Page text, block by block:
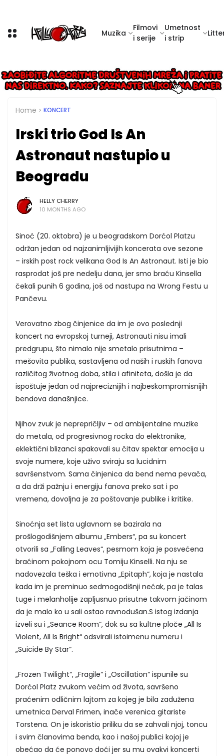
Muzika
Filmovi
i serije
Umetnost
i strip
Home KONCERT
Irski trio God Is An
Astronaut nastupio u
Beogradu
HELLY CHERRY
10 MONTHS AGO
Sinoć (20. oktobra) je u beogradskom Dorćol Platzu
održan jedan od najzanimljivijih koncerata ove sezone
– irskih post rock velikana God Is An Astronaut. Isti je bio
rasprodat još pre nedelju dana, jer smo braću Kinsella
čekali punih 6 godina, još od nastupa na Wrong Festu u
Pančevu.
Verovatno zbog činjenice da im je ovo poslednji
koncert na evropskoj turneji, Astronauti nisu imali
predgrupu, što nimalo nije smetalo prisutnima –
mešovita publika, sastavljena od naših i ruskih fanova
različitog životnog doba, stila i afiniteta, došla je da
ispoštuje jedan od najpreciznijih i najbeskompromisnijih
bendova današnjice.
Njihov zvuk je neprepričljiv – od ambijentalne muzike
do metala, od progresivnog rocka do elektronike,
eklektični blizanci spakovali su čitav spektar emocija u
svoje numere, koje uživo sviraju sa lucidnim
savršenstvom. Sama činjenica da bend nema pevača,
a da drži pažnju i energiju fanova preko sat i po
vremena, dovoljna je za poštovanje publike i kritike.
Sinoćnja set lista uglavnom se bazirala na
prošlogodišnjem albumu „Embers“, pa su koncert
otvorili sa „Falling Leaves“, pesmom koja je posvećena
braćinom pokojnom ocu Tomiju Kinselli. Na nju se
nadovezala teška i emotivna „Epitaph“, koja je nastala
kada im je preminuo sedmogodišnji nećak, pa je talas
tuge i melanholije zapljusnuo prisutne takvom jačinom
da je malo ko u sali ostao ravnodušan.S istog izdanja
izveli su i „Seance Room“, dok su sa kultne ploče „All Is
Violent, All Is Bright“ odsvirali istoimenu numeru i
„Suicide By Star“.
„Frozen Twilight“, „Fragile“ i „Oscillation“ ispunile su
Dorćol Platz zvukom većim od života, savršeno
praćenim odličnim lajtom za kojeg je bila zadužena
umetnica Derval Frimen, inače verenica gitariste
Torstena. On je iskoristio priliku da se zahvali njoj, toncu
i svim članovima benda, kao i našoj publici kojoj je
obećao da će ponovo doći jer su mu ovakvi koncerti